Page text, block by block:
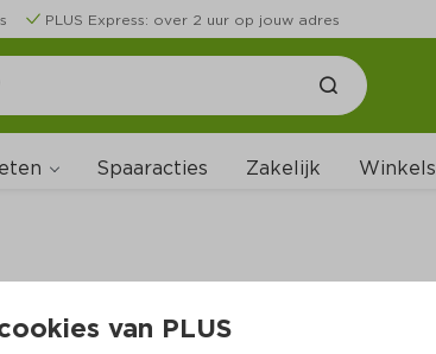
PLUS Express: over 2 uur op jouw adres
Spaaracties Zakelijk Winkels
van PLUS